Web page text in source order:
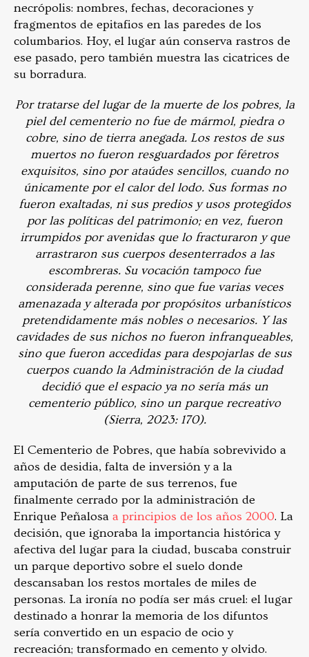
necrópolis: nombres, fechas, decoraciones y
fragmentos de epitafios en las paredes de los
columbarios. Hoy, el lugar aún conserva rastros de
ese pasado, pero también muestra las cicatrices de
su borradura.
Por tratarse del lugar de la muerte de los pobres, la
piel del cementerio no fue de mármol, piedra o
cobre, sino de tierra anegada. Los restos de sus
muertos no fueron resguardados por féretros
exquisitos, sino por ataúdes sencillos, cuando no
únicamente por el calor del lodo. Sus formas no
fueron exaltadas, ni sus predios y usos protegidos
por las políticas del patrimonio; en vez, fueron
irrumpidos por avenidas que lo fracturaron y que
arrastraron sus cuerpos desenterrados a las
escombreras. Su vocación tampoco fue
considerada perenne, sino que fue varias veces
amenazada y alterada por propósitos urbanísticos
pretendidamente más nobles o necesarios. Y las
cavidades de sus nichos no fueron infranqueables,
sino que fueron accedidas para despojarlas de sus
cuerpos cuando la Administración de la ciudad
decidió que el espacio ya no sería más un
cementerio público, sino un parque recreativo
(Sierra, 2023: 170).
El Cementerio de Pobres, que había sobrevivido a
años de desidia, falta de inversión y a la
amputación de parte de sus terrenos, fue
finalmente cerrado por la administración de
Enrique Peñalosa a principios de los años 2000. La
decisión, que ignoraba la importancia histórica y
afectiva del lugar para la ciudad, buscaba construir
un parque deportivo sobre el suelo donde
descansaban los restos mortales de miles de
personas. La ironía no podía ser más cruel: el lugar
destinado a honrar la memoria de los difuntos
sería convertido en un espacio de ocio y
recreación; transformado en cemento y olvido.